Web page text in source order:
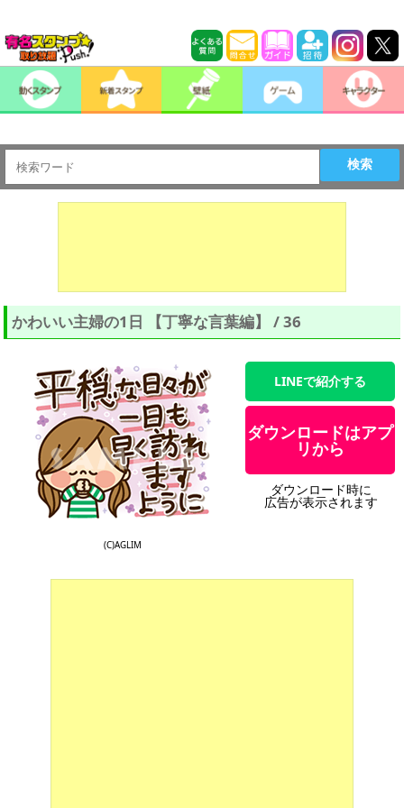
検索
かわいい主婦の1日 【丁寧な言葉編】 / 36
(C)AGLIM
LINEで紹介する
ダウンロードはアプ
リから
ダウンロード時に
広告が表示されます